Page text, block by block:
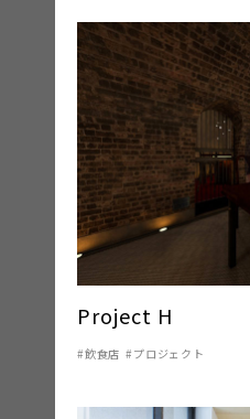
Project H
飲食店 プロジェクト